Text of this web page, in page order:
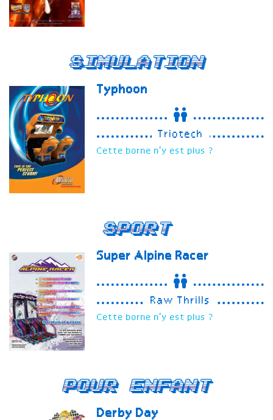
Simulation
Typhoon
Triotech
Cette borne n'y est plus ?
Sport
Super Alpine Racer
Raw Thrills
Cette borne n'y est plus ?
Pour enfant
Derby Day